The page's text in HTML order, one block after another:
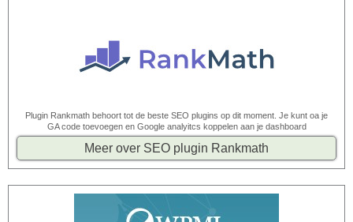
Plugin Rankmath behoort tot de beste SEO plugins op dit moment. Je kunt oa je
GA code toevoegen en Google analyitcs koppelen aan je dashboard
Meer over SEO plugin Rankmath